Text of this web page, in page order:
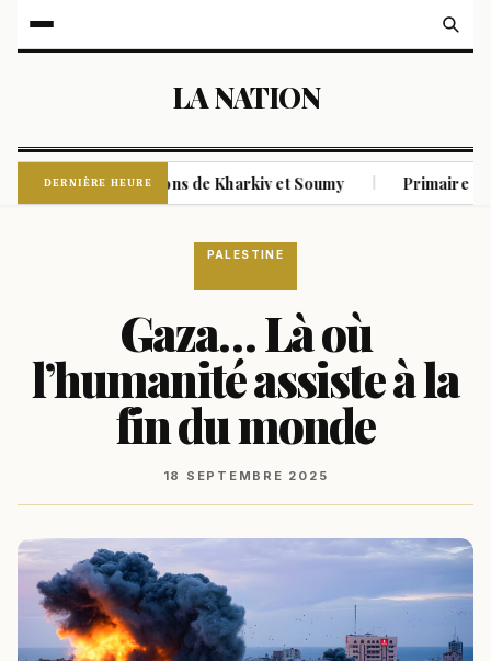
LA NATION
DERNIÈRE HEURE
sur les régions de Kharkiv et Soumy | Primaire
PALESTINE
Gaza… Là où
l’humanité assiste à la
fin du monde
18 SEPTEMBRE 2025